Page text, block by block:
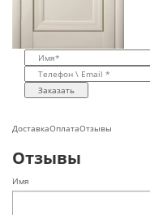
Заказать
ДоставкаОплатаОтзывы
Отзывы
Имя